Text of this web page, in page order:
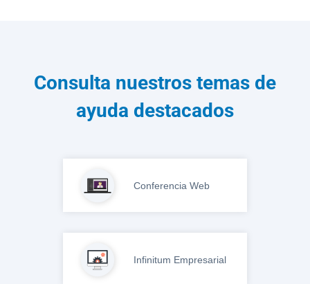
Consulta nuestros temas de
ayuda destacados
Conferencia Web
Infinitum Empresarial